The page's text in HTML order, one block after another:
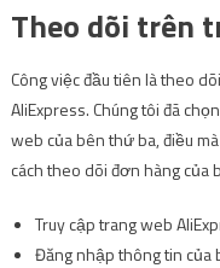
Theo dõi trên
Công việc đầu tiên là theo
AliExpress. Chúng tôi đã
web của bên thứ ba, điều
cách theo dõi đơn hàng của
Truy cập trang web
Đăng nhập thông tin của